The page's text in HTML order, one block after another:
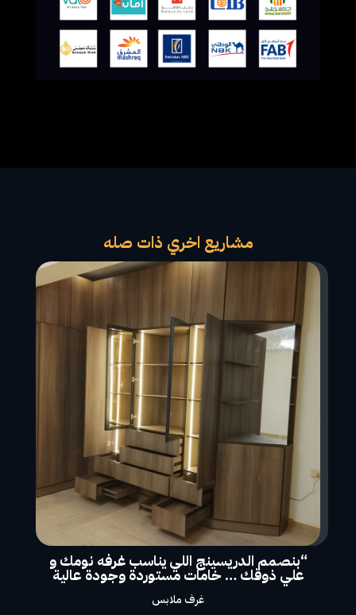
مشاريع اخري ذات صله
“بنصمم الدريسينج اللي يناسب غرفه نومك و
علي ذوقك … خامات مستوردة وجودة عالية
غرف ملابس